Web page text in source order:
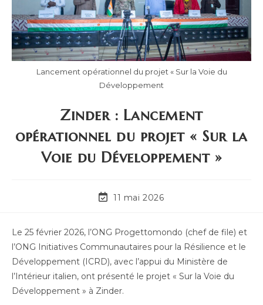
Lancement opérationnel du projet « Sur la Voie du
Développement
Zinder : Lancement
opérationnel du projet « Sur la
Voie du Développement »
11 mai 2026
Le 25 février 2026, l’ONG Progettomondo (chef de file) et
l’ONG Initiatives Communautaires pour la Résilience et le
Développement (ICRD), avec l’appui du Ministère de
l’Intérieur italien, ont présenté le projet « Sur la Voie du
Développement » à Zinder.